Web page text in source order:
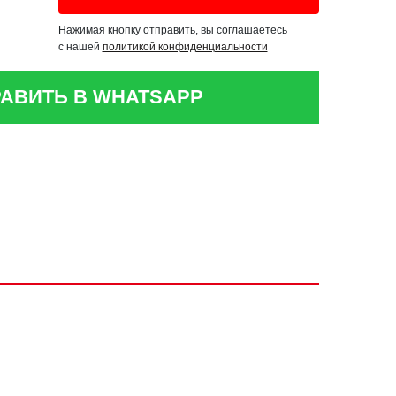
Нажимая кнопку отправить, вы соглашаетесь
с нашей политикой конфиденциальности
В WHATSAPP